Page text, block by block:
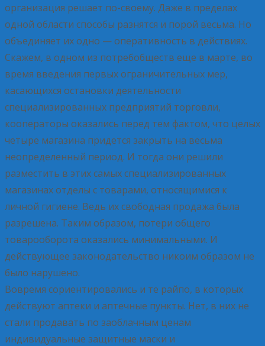
организация решает по-своему. Даже в пределах
одной области способы разнятся и порой весьма. Но
объединяет их одно — оперативность в действиях.
Скажем, в одном из потребобществ еще в марте, во
время введения первых ограничительных мер,
касающихся остановки деятельности
специализированных предприятий торговли,
кооператоры оказались перед тем фактом, что целых
четыре магазина придется закрыть на весьма
неопределенный период. И тогда они решили
разместить в этих самых специализированных
магазинах отделы с товарами, относящимися к
личной гигиене. Ведь их свободная продажа была
разрешена. Таким образом, потери общего
товарооборота оказались минимальными. И
действующее законодательство никоим образом не
было нарушено.
Вовремя сориентировались и те райпо, в которых
действуют аптеки и аптечные пункты. Нет, в них не
стали продавать по заоблачным ценам
индивидуальные защитные маски и